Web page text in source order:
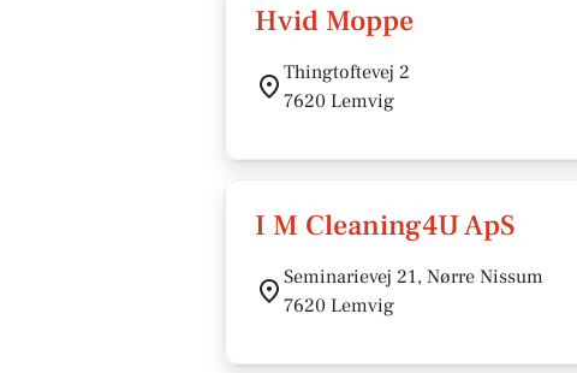
Hvid Moppe
Thingtoftevej 2
7620 Lemvig
I M Cleaning4U ApS
Seminarievej 21, Nørre Nissum
7620 Lemvig